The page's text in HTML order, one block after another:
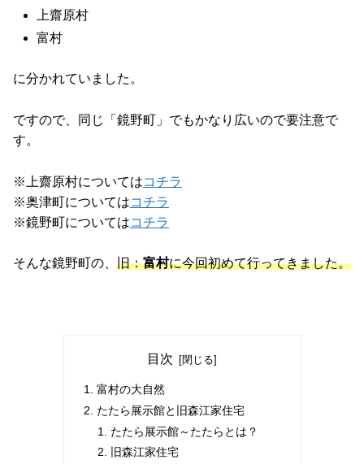
上齋原村
富村
に分かれていました。
ですので、同じ「鏡野町」でもかなり広いので要注意で
す。
※上齋原村についてはコチラ
※奥津町についてはコチラ
※鏡野町についてはコチラ
そんな鏡野町の、 旧：富村に今回初めて行ってきました。
目次
富村の大自然
たたら展示館と旧森江家住宅
たたら展示館～たたらとは？
旧森江家住宅